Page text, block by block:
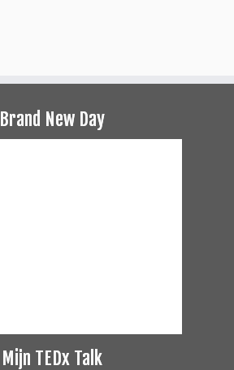
Brand New Day
Mijn TEDx Talk